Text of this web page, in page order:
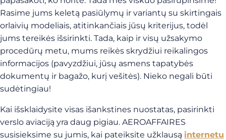
Rasime jums keletą pasiūlymų ir variantų su skirtingais
orlaivių modeliais, atitinkančiais jūsų kriterijus, todėl
jums tereikės išsirinkti. Tada, kaip ir visų užsakymo
procedūrų metu, mums reikės skrydžiui reikalingos
informacijos (pavyzdžiui, jūsų asmens tapatybės
dokumentų ir bagažo, kurį vešitės). Nieko negali būti
sudėtingiau!
Kai išsklaidysite visas išankstines nuostatas, pasirinkti
verslo aviaciją yra daug pigiau. AEROAFFAIRES
susisieksime su jumis, kai pateiksite užklausą internetu